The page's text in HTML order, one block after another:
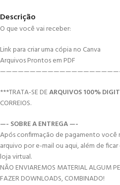
Descrição
O que você vai receber:
Link para criar uma cópia no Canva
Arquivos Prontos em PDF
***TRATA-SE DEARQUIVOS 100%
CORREIOS.
—- SOBRE A ENTREGA —-
Após confirmação de pagamento
arquivo por e-mail ou aqui, além de
loja virtual.
NÃO ENVIAREMOS MATERIAL ALGUM
FAZER DOWNLOADS, COMBINADO!